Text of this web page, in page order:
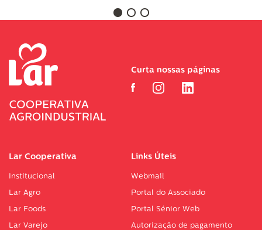
Lar Cooperativa
Institucional
Lar Agro
Lar Foods
Lar Varejo
Links Úteis
Webmail
Portal do Associado
Portal Sénior Web
Autorização de pagamento
Curta nossas páginas